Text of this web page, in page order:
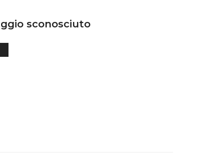
sconosciuto